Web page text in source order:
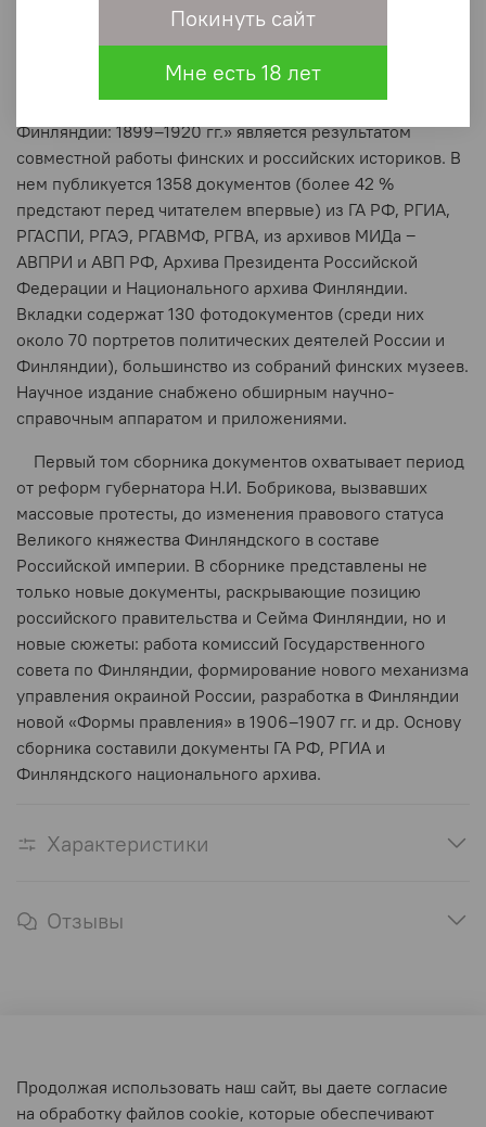
Описание
Сборник документов «Россия и независимость
Финляндии: 1899–1920 гг.» является результатом
совместной работы финских и российских историков. В
нем публикуется 1358 документов (более 42 %
предстают перед читателем впервые) из ГА РФ, РГИА,
РГАСПИ, РГАЭ, РГАВМФ, РГВА, из архивов МИДа ‒
АВПРИ и АВП РФ, Архива Президента Российской
Федерации и Национального архива Финляндии.
Вкладки содержат 130 фотодокументов (среди них
около 70 портретов политических деятелей России и
Финляндии), большинство из собраний финских музеев.
Научное издание снабжено обширным научно-
справочным аппаратом и приложениями.
Первый том сборника документов охватывает период
от реформ губернатора Н.И. Бобрикова, вызвавших
массовые протесты, до изменения правового статуса
Великого княжества Финляндского в составе
Российской империи. В сборнике представлены не
только новые документы, раскрывающие позицию
российского правительства и Сейма Финляндии, но и
новые сюжеты: работа комиссий Государственного
совета по Финляндии, формирование нового механизма
управления окраиной России, разработка в Финляндии
новой «Формы правления» в 1906–1907 гг. и др. Основу
сборника составили документы ГА РФ, РГИА и
Финляндского национального архива.
Характеристики
Отзывы
Пользовательское соглашение
Условия обмена и возврата
Продолжая использовать наш сайт, вы даете согласие
на обработку файлов cookie, которые обеспечивают
Покинуть сайт
Мне есть 18 лет